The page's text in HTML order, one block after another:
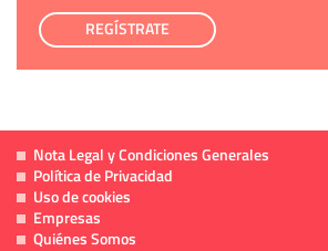
REGÍSTRATE
Nota Legal y Condiciones Generales
Política de Privacidad
Uso de cookies
Empresas
Quiénes Somos